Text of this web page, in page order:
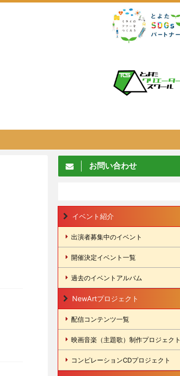
お問い合わせ
イベント紹介
出演者募集中のイベント
開催決定イベント一覧
過去のイベントアルバム
NewArtプロジェクト
配信コンテンツ一覧
映画音楽（主題歌）制作プロジェクト
コンピレーションCDプロジェクト